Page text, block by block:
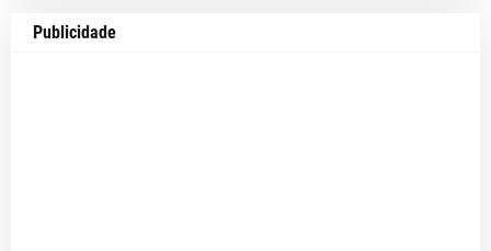
Publicidade